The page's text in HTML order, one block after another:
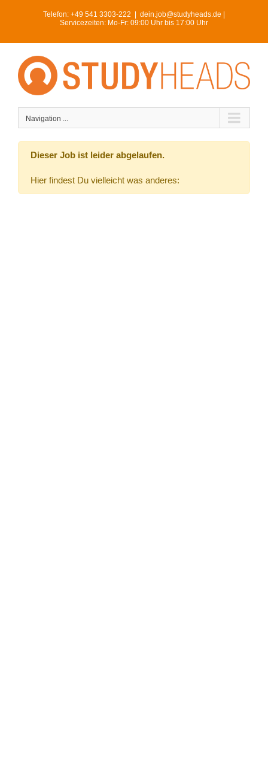
Telefon: +49 541 3303-222
dein.job@studyheads.de |
Servicezeiten: Mo-Fr: 09:00 Uhr bis 17:00 Uhr
Navigation ...
Dieser Job ist leider abgelaufen.
Hier findest Du vielleicht was anderes: